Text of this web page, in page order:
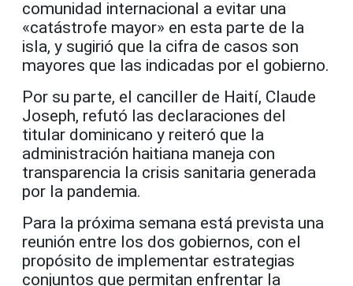
comunidad internacional a evitar una
«catástrofe mayor» en esta parte de la
isla, y sugirió que la cifra de casos son
mayores que las indicadas por el gobierno.
Por su parte, el canciller de Haití, Claude
Joseph, refutó las declaraciones del
titular dominicano y reiteró que la
administración haitiana maneja con
transparencia la crisis sanitaria generada
por la pandemia.
Para la próxima semana está prevista una
reunión entre los dos gobiernos, con el
propósito de implementar estrategias
conjuntos que permitan enfrentar la